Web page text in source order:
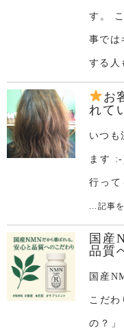
す。
事では
する人
お
れて
いつも
ます
行って
...記事
国産
品質
国産
こだ
の？」